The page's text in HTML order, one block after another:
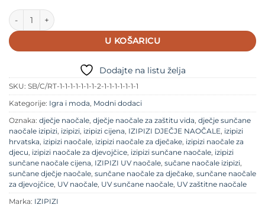
IZIPIZI Sunčane naočale za djecu - #e Black količina
U KOŠARICU
Dodajte na listu želja
SKU: SB/C/RT-1-1-1-1-1-1-1-2-1-1-1-1-1-1-1
Kategorije: Igra i moda Modni dodaci
Oznaka: dječje naočale dječje naočale za zaštitu vida dječje sunčane
naočale izipizi izipizi izipizi cijena IZIPIZI DJEČJE NAOČALE izipizi
hrvatska izipizi naočale izipizi naočale za dječake izipizi naočale za
djecu izipizi naočale za djevojčice izipizi sunčane naočale izipizi
sunčane naočale cijena IZIPIZI UV naočale sučane naočale izipizi
sunčane dječje naočale sunčane naočale za dječake sunčane naočale
za djevojčice UV naočale UV sunčane naočale UV zaštitne naočale
Marka: IZIPIZI